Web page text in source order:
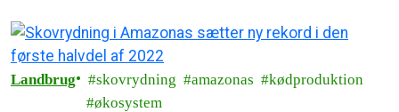
Landbrug skovrydning amazonas
kødproduktion
økosystem